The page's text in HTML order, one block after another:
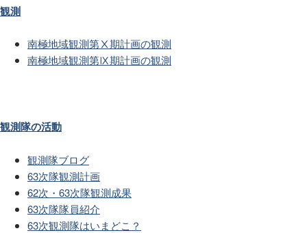
観測
南極地域観測第Ⅹ期計画の観測
南極地域観測第Ⅸ期計画の観測
観測隊の活動
観測隊ブログ
63次隊観測計画
62次・63次隊観測成果
63次隊隊員紹介
63次観測隊はいまどこ？